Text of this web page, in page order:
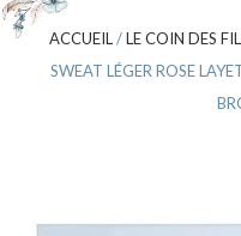
ACCUEIL /LE COIN DES
SWEAT LÉGER ROSE